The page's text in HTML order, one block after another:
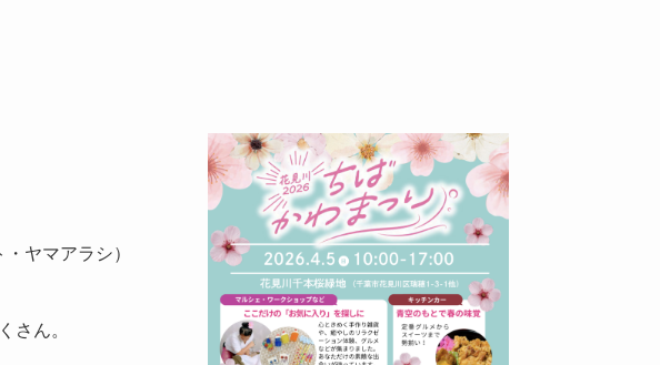
ヤマアラシ）
さん。